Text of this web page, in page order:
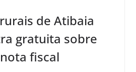
de Atibaia
gratuita sobre
fiscal